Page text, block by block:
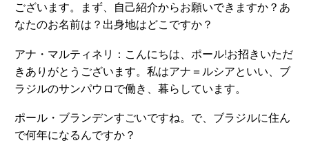
ございます。まず、自己紹介からお願いできますか？あ
なたのお名前は？出身地はどこですか？
アナ・マルティネリ：こんにちは、ポール!お招きいただ
きありがとうございます。私はアナ＝ルシアといい、ブ
ラジルのサンパウロで働き、暮らしています。
ポール・ブランデンすごいですね。で、ブラジルに住ん
で何年になるんですか？